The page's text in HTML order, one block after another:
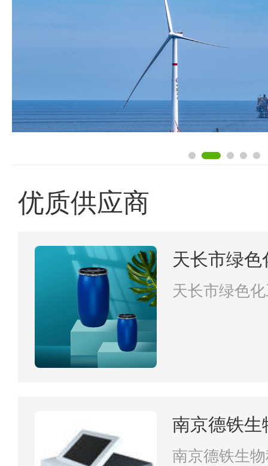
优质供应商
天长市绿
天长市绿色
南京德铁生
南京德铁生